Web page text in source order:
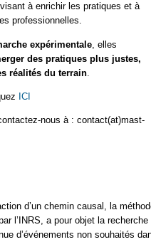
à enrichir les pratiques et à
professionnelles.
expérimentale , elles
des pratiques plus justes,
réalités du terrain
ICI
nous à : contact(at)mast-
d’un chemin causal, la
l’INRS, a pour objet la recherche
d’événements non souhaités